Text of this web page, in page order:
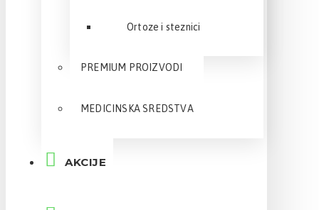
Ortoze i steznici
PREMIUM PROIZVODI
MEDICINSKA SREDSTVA
AKCIJE